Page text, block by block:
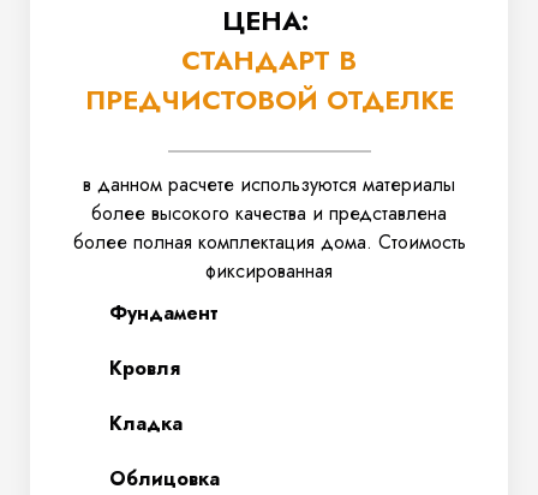
ЦЕНА:
СТАНДАРТ В
ПРЕДЧИСТОВОЙ ОТДЕЛКЕ
в данном расчете используются материалы
более высокого качества и представлена
более полная комплектация дома. Стоимость
фиксированная
Фундамент
Кровля
Кладка
Облицовка